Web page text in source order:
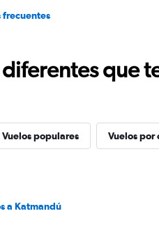
frecuentes
que
Vuelos populares Vuelos por
a Katmandú